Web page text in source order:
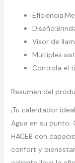
Visor de
Multiples
Controla el
Resumen del
¡Tu calentador
Agua en su punto.
HACEB con
confort y